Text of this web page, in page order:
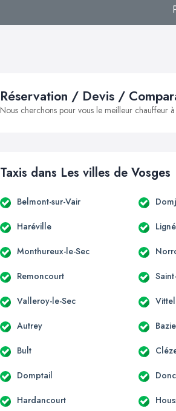
Réservation / Devis /
Nous cherchons pour vous le meilleur chauffeur
Taxis dans Les villes de Vosges
Belmont-sur-Vair
Haréville
Monthureux-le-Sec
Remoncourt
Valleroy-le-Sec Vittel
Autrey
Bult
Domptail
Hardancourt